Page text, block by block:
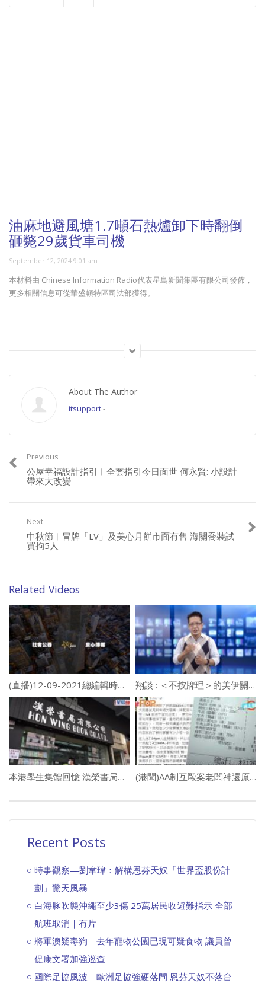
油麻地避風塘1.7噸石熱爐卸下時翻倒
砸斃29歲貨車司機
September 12, 2024 9:01 am
本材料由 Chinese Information Radio代表星島新聞集團有限公司發佈，
更多相關信息可從華盛頓特區司法部獲得。
請加入成為會員, 支持良心正派傳媒。
https://www.youtube.com/channel/UCYWSlgQB1BpfQTkNm_P5qIw/join
About The Author
itsupport-
Previous
公屋幸福設計指引︱全套指引今日面世 何永賢: 小設計
帶來大改變
Next
中秋節︱冒牌「LV」及美心月餅市面有售 海關喬裝試
買拘5人
Related Videos
(直播)12-09-2021總編輯時間 ：厲害了！抵制冬奧！ 翔談 : ＜不按牌理＞的美伊關係？！
本港學生集體回憶 漢榮書局將於除夕結束門市 不再售賣教科書 (港聞)AA制互毆案老闆神還原 自抽推出˝AA祭二人餐˝
Recent Posts
時事觀察—劉韋瑋：解構恩芬天奴「世界盃股份計
劃」驚天風暴
白海豚吹襲沖繩至少3傷 25萬居民收避難指示 全部
航班取消｜有片
將軍澳疑毒狗｜去年寵物公園已現可疑食物 議員曾
促康文署加強巡查
國際足協風波｜歐洲足協強硬落閘 恩芬天奴不落台